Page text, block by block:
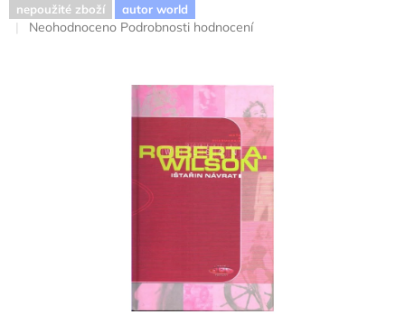
nepoužité zboží autor world
Průměrné
Neohodnoceno Podrobnosti hodnocení